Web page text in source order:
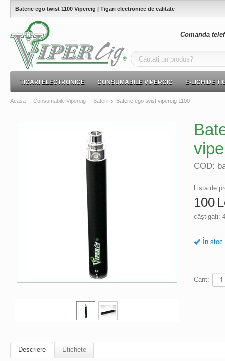
Baterie ego twist 1100 Vipercig | Tigari electronice de calitate
Comanda
TIGARI ELECTRONICE CONSUMABILE VIPERCIG E-LICHIDE
Acasa Consumabile Vipercig Baterii Baterie ego twist vipercig 1100
COD:
Lista de
100
câștigați:
În stoc
Cant:
Descriere Etichete